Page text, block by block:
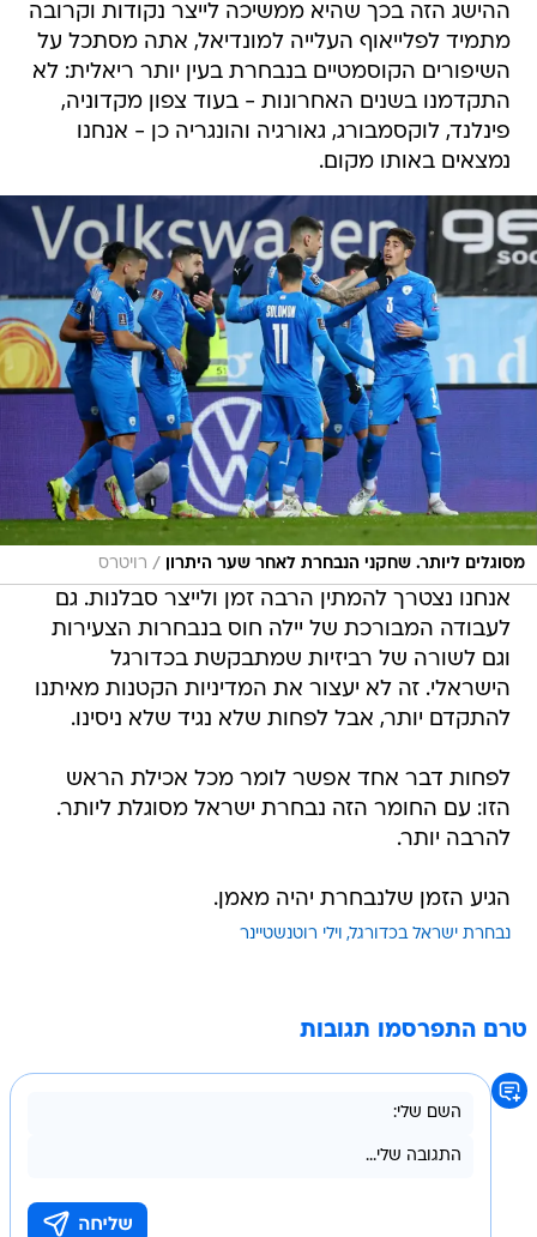
ההישג הזה בכך שהיא ממשיכה לייצר נקודות וקרובה
מתמיד לפלייאוף העלייה למונדיאל, אתה מסתכל על
השיפורים הקוסמטיים בנבחרת בעין יותר ריאלית: לא
התקדמנו בשנים האחרונות - בעוד צפון מקדוניה,
פינלנד, לוקסמבורג, גאורגיה והונגריה כן - אנחנו
נמצאים באותו מקום.
מסוגלים ליותר. שחקני הנבחרת לאחר שער היתרון / רויטרס
אנחנו נצטרך להמתין הרבה זמן ולייצר סבלנות. גם
לעבודה המבורכת של יילה חוס בנבחרות הצעירות
וגם לשורה של רביזיות שמתבקשת בכדורגל
הישראלי. זה לא יעצור את המדיניות הקטנות מאיתנו
להתקדם יותר, אבל לפחות שלא נגיד שלא ניסינו.
לפחות דבר אחד אפשר לומר מכל אכילת הראש
הזו: עם החומר הזה נבחרת ישראל מסוגלת ליותר.
להרבה יותר.
הגיע הזמן שלנבחרת יהיה מאמן.
נבחרת ישראל בכדורגל וילי רוטנשטיינר
טרם התפרסמו תגובות